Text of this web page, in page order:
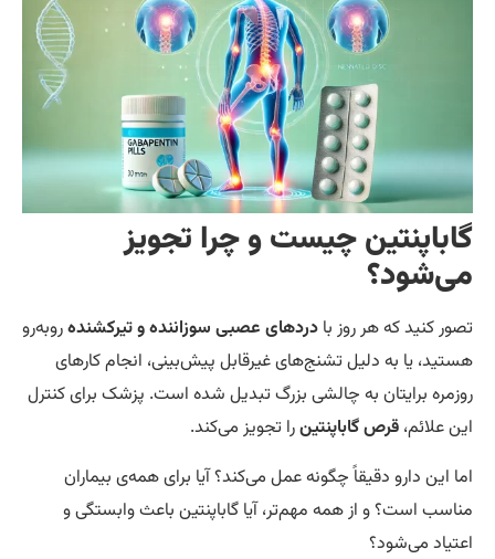
چیست و چرا تجویز
کنید که هر روز بادردهای عصبی سوزاننده و تیرکشندهروبه‌رو
یا به دلیل تشنج‌های غیرقابل پیش‌بینی، انجام کارهای
برایتان به چالشی بزرگ تبدیل شده است. پزشک برای کنترل
علائم،قرص گاباپنتینرا تجویز می‌کند.
این دارو دقیقاً چگونه عمل می‌کند؟ آیا برای همه‌ی بیماران
است؟ و از همه مهم‌تر، آیا گاباپنتین باعث وابستگی و
می‌شود؟